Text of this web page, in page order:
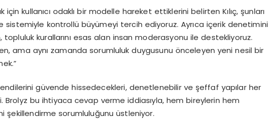
için kullanıcı odaklıbir modelle hareket ettiklerini belirten Kılıç, şunları
sistemiyle kontrollü büyümeyi tercih ediyoruz. Ayrıca içerik denetimini
topluluk kurallarını esas alan insan moderasyonu ile destekliyoruz.
ama aynı zamanda sorumluluk duygusunu önceleyen yeni nesil bir
”
güvende hissedecekleri, denetlenebilir ve şeffaf yapılar her
Brolyz bu ihtiyaca cevap verme iddiasıyla, hem bireylerin hem
şekillendirme sorumluluğunuüstleniyor.